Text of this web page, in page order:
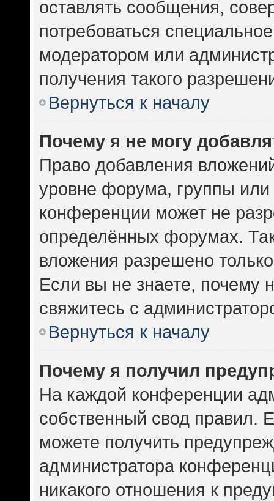
оставлять сообщения,
потребоваться
модератором или
получения такого
Вернуться к началу
Почему я не могу
Право добавления
уровне форума, группы или
конференции может не
определённых форумах.
вложения разрешено
Если вы не знаете, почему
свяжитесь с
Вернуться к началу
Почему я получил
На каждой конференции
собственный свод правил.
можете получить
администратора
никакого отношения к